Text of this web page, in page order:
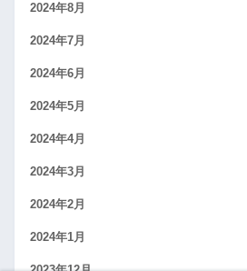
2024年8月
2024年7月
2024年6月
2024年5月
2024年4月
2024年3月
2024年2月
2024年1月